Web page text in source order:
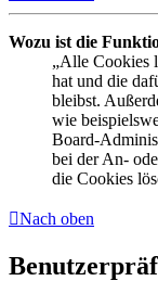
Wozu ist die
„Alle Cookies
hat und die
bleibst.
wie
Board-
bei der An-
die Cookies
Nach oben